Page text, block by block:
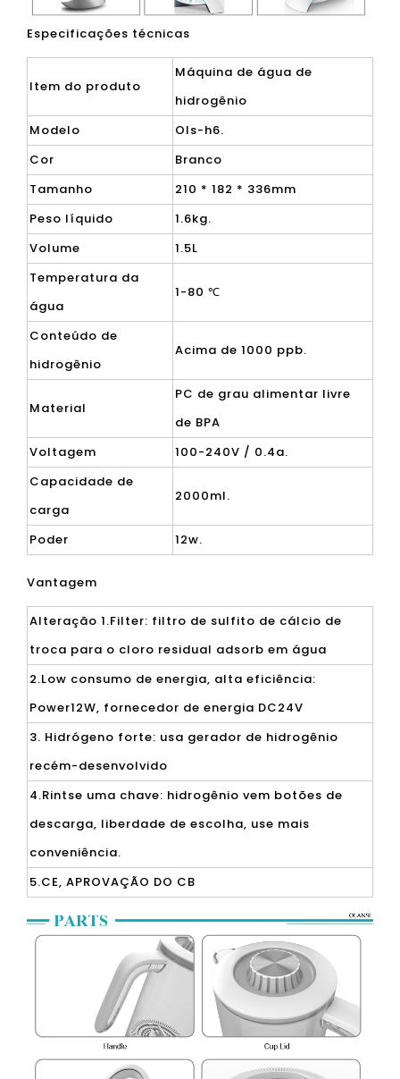
Especificações técnicas
Item do produto
Máquina de água de
hidrogênio
Modelo
Ols-h6.
Cor
Branco
Tamanho
210 * 182 * 336mm
Peso líquido
1.6kg.
Volume
1.5L
Temperatura da
água
1-80 ℃
Conteúdo de
hidrogênio
Acima de 1000 ppb.
Material
PC de grau alimentar livre
de BPA
Voltagem
100-240V / 0.4a.
Capacidade de
carga
2000ml.
Poder 12w.
Vantagem
Alteração 1.Filter: filtro de sulfito de cálcio de
troca para o cloro residual adsorb em água
2.Low consumo de energia, alta eficiência:
Power12W, fornecedor de energia DC24V
3. Hidrógeno forte: usa gerador de hidrogênio
recém-desenvolvido
4.Rintse uma chave: hidrogênio vem botões de
descarga, liberdade de escolha, use mais
conveniência.
5.CE, APROVAÇÃO DO CB